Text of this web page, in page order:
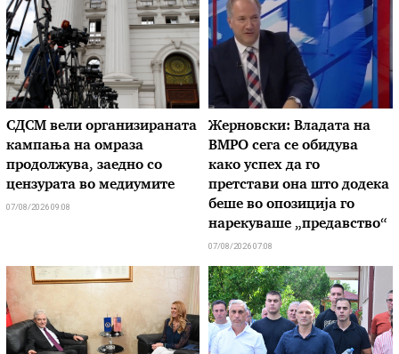
СДСМ вели организираната
кампања на омраза
продолжува, заедно со
цензурата во медиумите
07/08/2026 09:08
Жерновски: Владата на
ВМРО сега се обидува
како успех да го
претстави она што додека
беше во опозиција го
нарекуваше „предавство“
07/08/2026 07:08